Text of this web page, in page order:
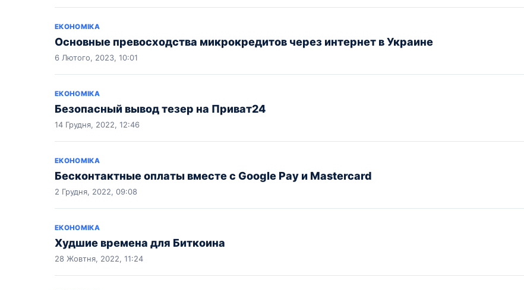
ЕКОНОМІКА
Основные превосходства микрокредитов через интернет в Украине
6 Лютого, 2023, 10:01
ЕКОНОМІКА
Безопасный вывод тезер на Приват24
14 Грудня, 2022, 12:46
ЕКОНОМІКА
Бесконтактные оплаты вместе с Google Pay и Mastercard
2 Грудня, 2022, 09:08
ЕКОНОМІКА
Худшие времена для Биткоина
28 Жовтня, 2022, 11:24